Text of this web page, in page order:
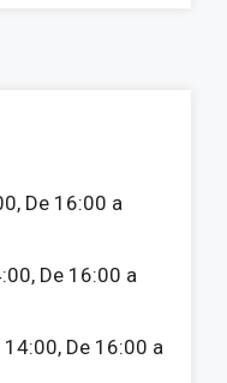
De 16:00 a
De 16:00 a
14:00, De 16:00 a